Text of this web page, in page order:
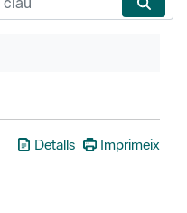
Detalls Imprimeix